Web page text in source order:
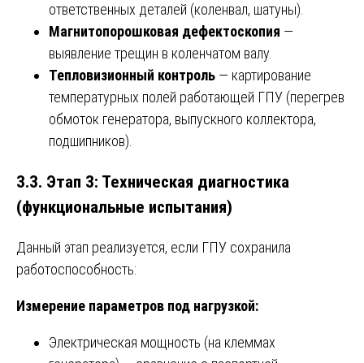
ответственных деталей (коленвал, шатуны).
Магнитопорошковая дефектоскопия —
выявление трещин в коленчатом валу.
Тепловизионный контроль — картирование
температурных полей работающей ГПУ (перегрев
обмоток генератора, выпускного коллектора,
подшипников).
3.3. Этап 3: Техническая диагностика
(функциональные испытания)
Данный этап реализуется, если ГПУ сохранила
работоспособность:
Измерение параметров под нагрузкой:
Электрическая мощность (на клеммах